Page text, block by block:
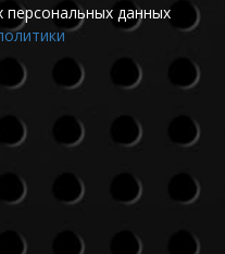
персональных данных